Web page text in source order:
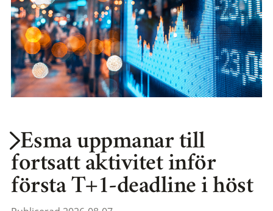
Esma uppmanar till
fortsatt aktivitet inför
första T+1-deadline i höst